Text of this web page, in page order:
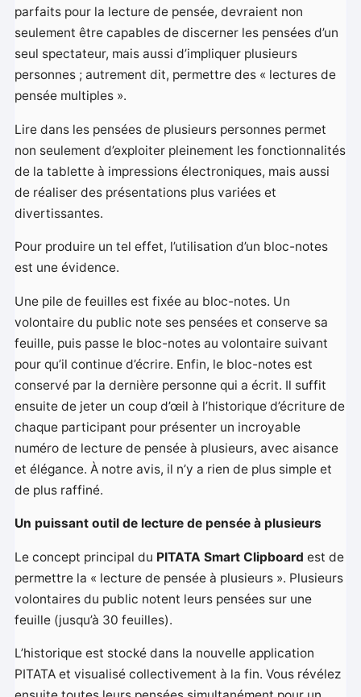
parfaits pour la lecture de pensée, devraient non
seulement être capables de discerner les pensées d’un
seul spectateur, mais aussi d’impliquer plusieurs
personnes ; autrement dit, permettre des « lectures de
pensée multiples ».
Lire dans les pensées de plusieurs personnes permet
non seulement d’exploiter pleinement les fonctionnalités
de la tablette à impressions électroniques, mais aussi
de réaliser des présentations plus variées et
divertissantes.
Pour produire un tel effet, l’utilisation d’un bloc-notes
est une évidence.
Une pile de feuilles est fixée au bloc-notes. Un
volontaire du public note ses pensées et conserve sa
feuille, puis passe le bloc-notes au volontaire suivant
pour qu’il continue d’écrire. Enfin, le bloc-notes est
conservé par la dernière personne qui a écrit. Il suffit
ensuite de jeter un coup d’œil à l’historique d’écriture de
chaque participant pour présenter un incroyable
numéro de lecture de pensée à plusieurs, avec aisance
et élégance. À notre avis, il n’y a rien de plus simple et
de plus raffiné.
Un puissant outil de lecture de pensée à plusieurs
Le concept principal du PITATA Smart Clipboard est de
permettre la « lecture de pensée à plusieurs ». Plusieurs
volontaires du public notent leurs pensées sur une
feuille (jusqu’à 30 feuilles).
L’historique est stocké dans la nouvelle application
PITATA et visualisé collectivement à la fin. Vous révélez